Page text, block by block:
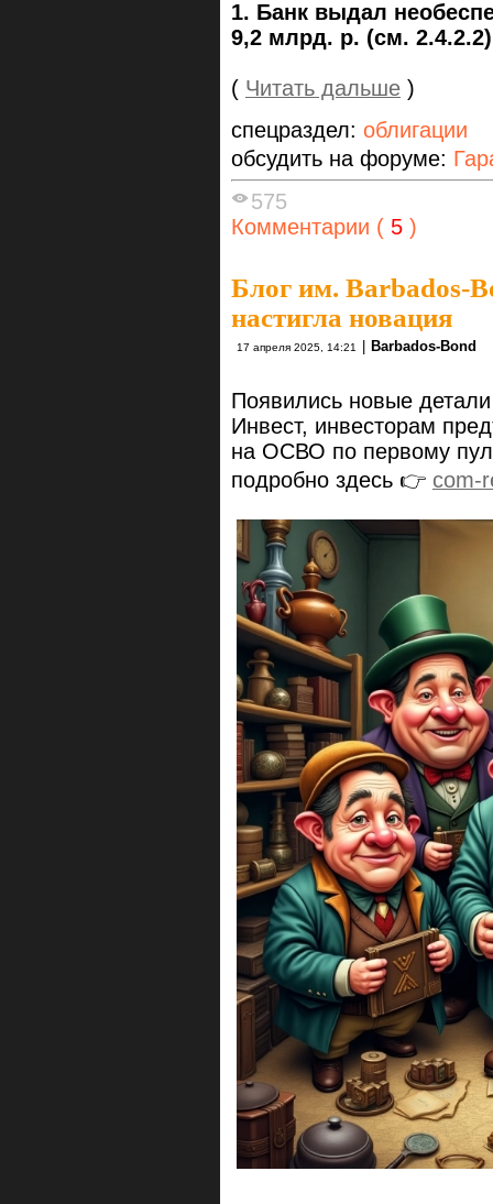
1. Банк выдал
9,2 млрд. р. (см.
( Читать дальше )
спецраздел: облигации
обсудить на форуме:
575
Комментарии ( 5 )
Блог им. Barbados-
настигла новация
17 апреля 2025, 14:21 | Barbados-Bond
Появились новые
Инвест, инвесторам
на ОСВО по первому
подробно здесь 👉 com-